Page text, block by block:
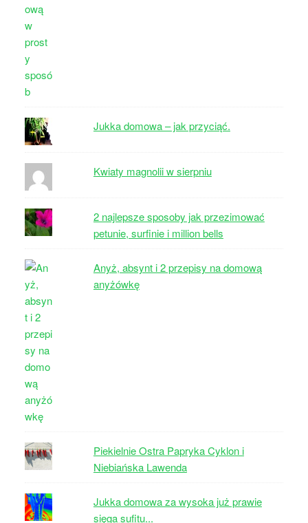
Jukka domowa – jak przyciąć.
Kwiaty magnolii w sierpniu
2 najlepsze sposoby jak przezimować
petunie, surfinie i million bells
Anyż, absynt i 2 przepisy na domową
anyżówkę
Piekielnie Ostra Papryka Cyklon i
Niebiańska Lawenda
Jukka domowa za wysoka już prawie
sięga sufitu...